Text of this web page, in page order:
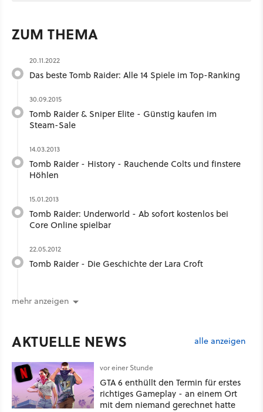
ZUM THEMA
20.11.2022
Das beste Tomb Raider: Alle 14 Spiele im Top-Ranking
30.09.2015
Tomb Raider & Sniper Elite - Günstig kaufen im
Steam-Sale
14.03.2013
Tomb Raider - History - Rauchende Colts und finstere
Höhlen
15.01.2013
Tomb Raider: Underworld - Ab sofort kostenlos bei
Core Online spielbar
22.05.2012
Tomb Raider - Die Geschichte der Lara Croft
mehr anzeigen
AKTUELLE NEWS alle anzeigen
vor einer Stunde
GTA 6 enthüllt den Termin für erstes
richtiges Gameplay - an einem Ort
mit dem niemand gerechnet hatte